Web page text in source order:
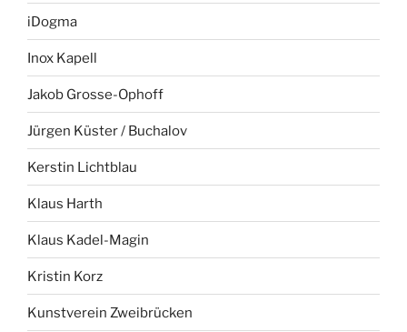
iDogma
Inox Kapell
Jakob Grosse-Ophoff
Jürgen Küster / Buchalov
Kerstin Lichtblau
Klaus Harth
Klaus Kadel-Magin
Kristin Korz
Kunstverein Zweibrücken